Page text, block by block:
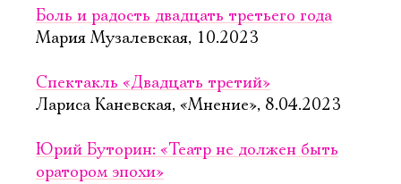
Боль и радость двадцать третьего года
Мария Музалевская, 10.2023
Спектакль «Двадцать третий»
Лариса Каневская, «Мнение», 8.04.2023
Юрий Буторин: «Театр не должен быть
оратором эпохи»